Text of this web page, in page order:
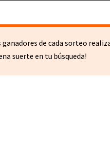
de cada sorteo
suerte en tu búsqueda!